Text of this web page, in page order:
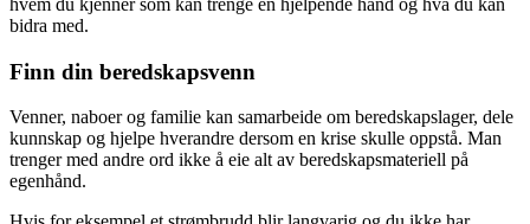
hvem du kjenner som kan trenge en hjelpende hånd og hva du kan
bidra med.
Finn din beredskapsvenn
Venner, naboer og familie kan samarbeide om beredskapslager, dele
kunnskap og hjelpe hverandre dersom en krise skulle oppstå. Man
trenger med andre ord ikke å eie alt av beredskapsmateriell på
egenhånd.